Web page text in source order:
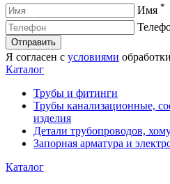
Имя *
Отправить
Я согласен с условиями
Каталог
Трубы и фитинги
Трубы канализационные,
изделия
Детали трубопроводов,
Запорная арматура и
Каталог